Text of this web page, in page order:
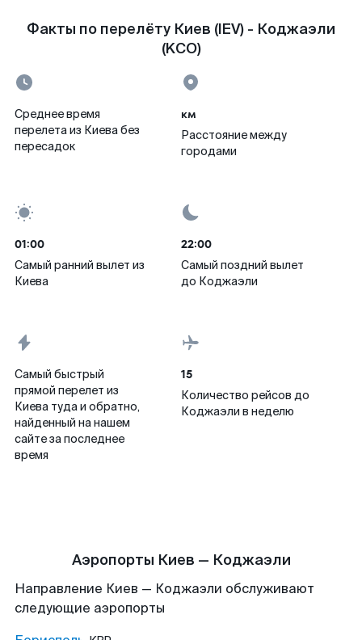
Факты по перелёту Киев (IEV) - Коджаэли
(KCO)
Среднее время
перелета из Киева без
пересадок
км
Расстояние между
городами
01:00
Самый ранний вылет из
Киева
22:00
Самый поздний вылет
до Коджаэли
Самый быстрый
прямой перелет из
Киева туда и обратно,
найденный на нашем
сайте за последнее
время
15
Количество рейсов до
Коджаэли в неделю
Аэропорты Киев — Коджаэли
Направление Киев — Коджаэли обслуживают
следующие аэропорты